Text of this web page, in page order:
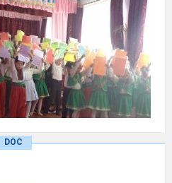
DOC